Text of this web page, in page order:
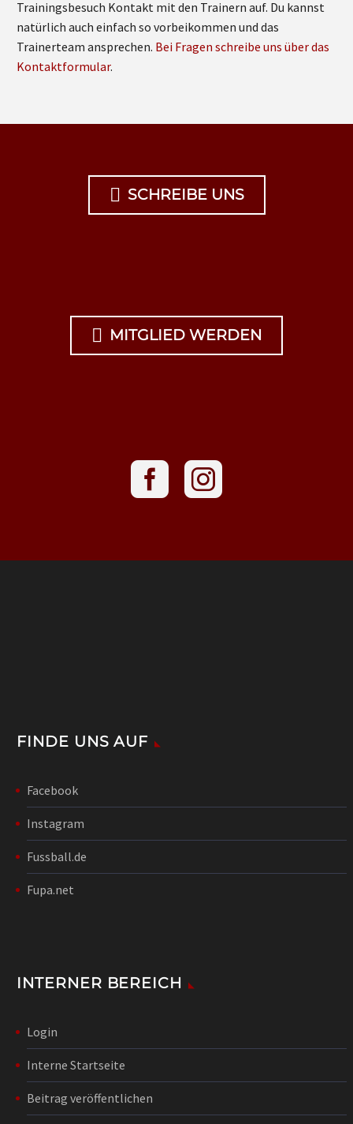
Trainingsbesuch Kontakt mit den Trainern auf. Du kannst
natürlich auch einfach so vorbeikommen und das
Trainerteam ansprechen. Bei Fragen schreibe uns über das
Kontaktformular.
 SCHREIBE UNS
 MITGLIED WERDEN
FINDE UNS AUF
Facebook
Instagram
Fussball.de
Fupa.net
INTERNER BEREICH
Login
Interne Startseite
Beitrag veröffentlichen